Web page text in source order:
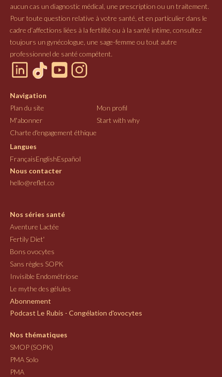
aucun cas un diagnostic médical, une prescription ou un traitement.
Pour toute question relative à votre santé, et en particulier dans le
cadre d’affections liées à la fertilité ou à la santé intime, consultez
toujours un gynécologue, une sage-femme ou tout autre
professionnel de santé compétent.
Navigation
Plan du site
Mon profil
M'abonner
Start with why
Charte d'engagement éthique
Langues
FrançaisEnglishEspañol
Nous contacter
hello@reflet.co
Nos séries santé
Aventure Lactée
Fertily Diet'
Bons ovocytes
Sans règles SOPK
Invisible Endométriose
Le mythe des gélules
Abonnement
Podcast Le Rubis - Congélation d'ovocytes
Nos thématiques
SMOP (SOPK)
PMA Solo
PMA